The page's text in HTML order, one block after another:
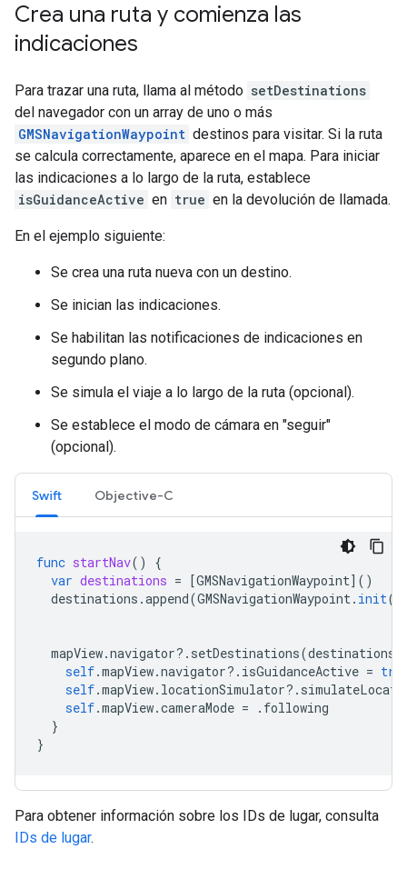
Crea una ruta y comienza las
indicaciones
Para trazar una ruta, llama al método setDestinations
del navegador con un array de uno o más
GMSNavigationWaypoint destinos para visitar. Si la ruta
se calcula correctamente, aparece en el mapa. Para iniciar
las indicaciones a lo largo de la ruta, establece
isGuidanceActive en true en la devolución de llamada.
En el ejemplo siguiente:
Se crea una ruta nueva con un destino.
Se inician las indicaciones.
Se habilitan las notificaciones de indicaciones en
segundo plano.
Se simula el viaje a lo largo de la ruta (opcional).
Se establece el modo de cámara en "seguir"
(opcional).
Swift Objective-C
func startNav()
{
var destinations = [GMSNavigationWaypoint]()
destinations .append(GMSNavigationWaypoint. init(
mapView.navigator?. setDestinations(destinations
self.mapView.navigator?. isGuidanceActive =
self.mapView. locationSimulator?.
self.mapView.cameraMode = . following
}
}
Para obtener información sobre los IDs de lugar, consulta
IDs de lugar.